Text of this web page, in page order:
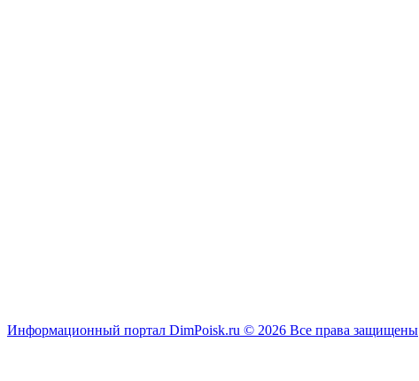
Информационный портал DimPoisk.ru © 2026 Все права защищены